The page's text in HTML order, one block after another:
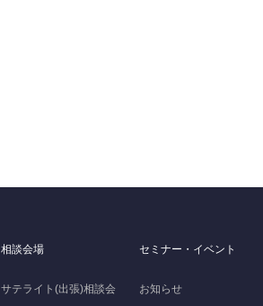
相談会場
サテライト(出張)相談会
セミナー・イベント
お知らせ